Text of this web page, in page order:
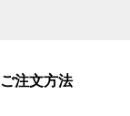
ご注文方法